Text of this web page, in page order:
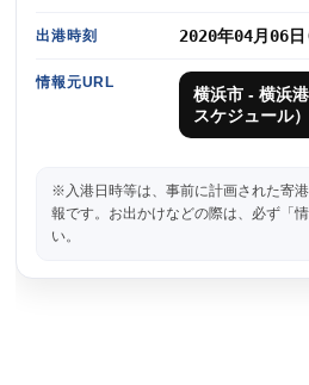
出港時刻 2020年04月06
情報元URL
横浜市 - 横浜
スケジュール）
※入港日時等は、事前に計画された寄
報です。お出かけなどの際は、必ず「
い。